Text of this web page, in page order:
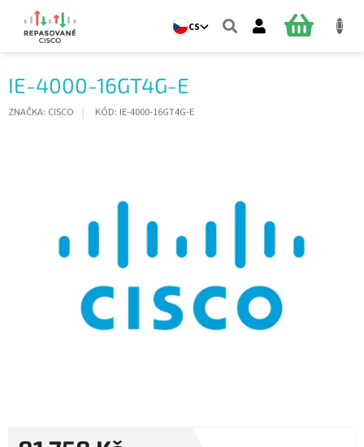
obsah
CS
NÁKUPNÍ
IE-4000-16GT4G-E
ZNAČKA: CISCO KÓD: IE-4000-16GT4G-E